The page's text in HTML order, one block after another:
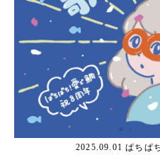
2025.09.01 ぱちぱ